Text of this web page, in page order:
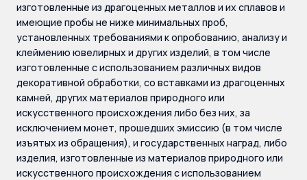
изготовленные из драгоценных металлов и их сплавов и
имеющие пробы не ниже минимальных проб,
установленных требованиями к опробованию, анализу и
клеймению ювелирных и других изделий, в том числе
изготовленные с использованием различных видов
декоративной обработки, со вставками из драгоценных
камней, других материалов природного или
искусственного происхождения либо без них, за
исключением монет, прошедших эмиссию (в том числе
изъятых из обращения), и государственных наград, либо
изделия, изготовленные из материалов природного или
искусственного происхождения с использованием